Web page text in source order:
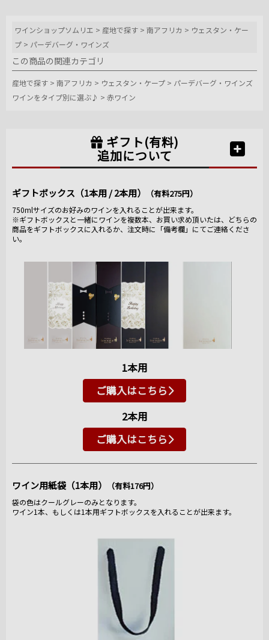
ワインショップソムリエ > 産地で探す >南アフリカ > ウェスタン・ケー
プ > パーデバーグ・ワインズ
この商品の関連カテゴリ
産地で探す > 南アフリカ > ウェスタン・ケープ > パーデバーグ・ワインズ
ワインをタイプ別に選ぶ♪ > 赤ワイン
ギフト(有料)
追加について
ギフトボックス（1本用 / 2本用） （有料275円）
750mlサイズのお好みのワインを入れることが出来ます。
※ギフトボックスと一緒にワインを複数本、お買い求め頂いたは、どちらの
商品をギフトボックスに入れるか、注文時に「備考欄」にてご連絡くださ
い。
1本用
ご購入はこちら
2本用
ご購入はこちら
ワイン用紙袋（1本用） （有料176円）
袋の色はクールグレーのみとなります。
ワイン1本、もしくは1本用ギフトボックスを入れることが出来ます。